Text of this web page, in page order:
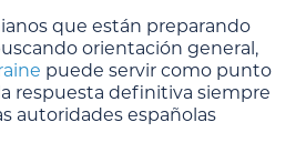
que están preparando
orientación general,
puede servir como punto
respuesta definitiva siempre
autoridades españolas